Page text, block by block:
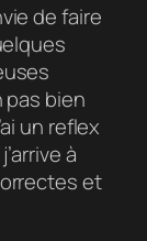
de faire
pas bien
un reflex
à
et